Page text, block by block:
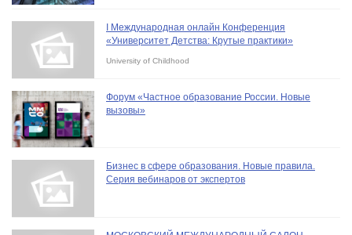
I Международная онлайн Конференция
«Университет Детства: Крутые практики»
University of Childhood
Форум «Частное образование России. Новые
вызовы»
Бизнес в сфере образования. Новые правила.
Серия вебинаров от экспертов